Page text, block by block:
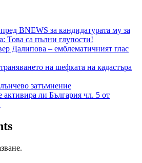
BNEWS за кандидатурата му за
Това са пълни глупости!
Далипова – емблематичният глас
на шефката на кадастъра
затъмнение
ли България чл. 5 от